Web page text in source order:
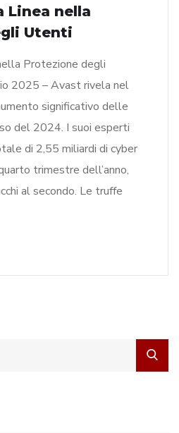
Linea nella
Utenti
Protezione degli
2025 – Avast rivela nel
significativo delle
del 2024. I suoi esperti
di 2,55 miliardi di cyber
trimestre dell’anno,
al secondo. Le truffe